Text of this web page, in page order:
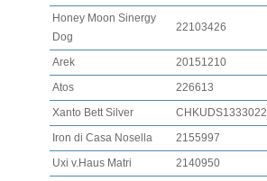
Honey Moon Sinergy
Dog
22103426
Arek 20151210
Atos
226613
Xanto Bett Silver
CHKUDS1333022
Iron di Casa Nosella
2155997
Uxi v.Haus Matri
2140950